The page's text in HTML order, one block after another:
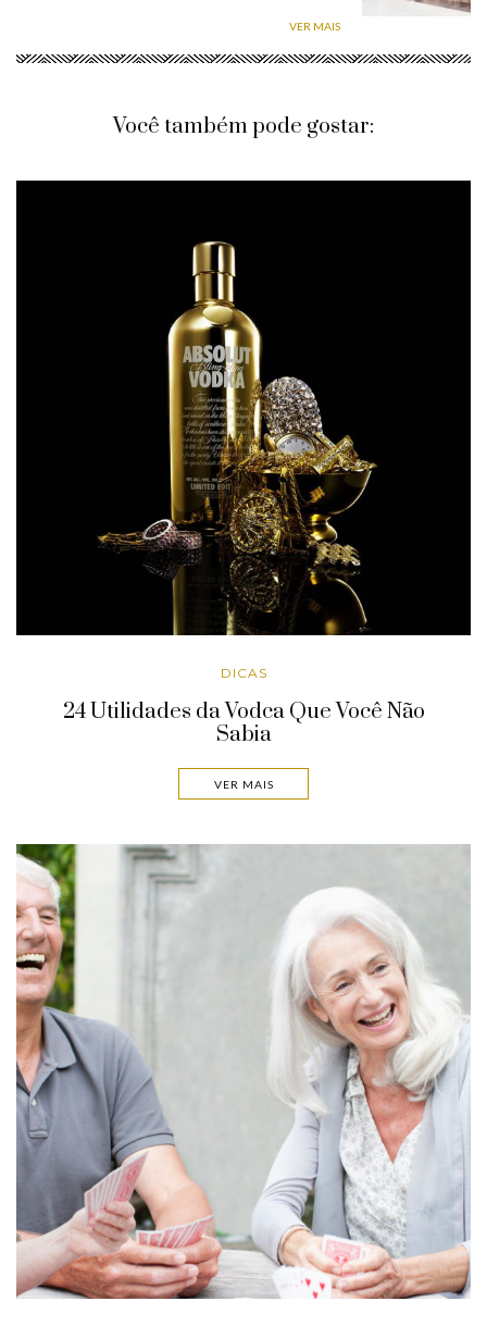
VER MAIS
Você também pode gostar:
DICAS
24 Utilidades da Vodca Que Você Não
Sabia
VER MAIS